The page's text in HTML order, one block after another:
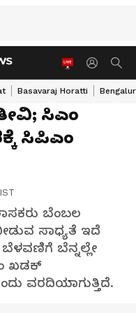
Basavaraj Horatti
ಸಿಎಂ
ಸಿಪಿಎಂ
ಬೆಂಬಲ
ಸಾಧ್ಯತೆ ಇದೆ
ಬೆನ್ನಲ್ಲೇ
ಖಡಕ್
ವರದಿಯಾಗುತ್ತಿದೆ.